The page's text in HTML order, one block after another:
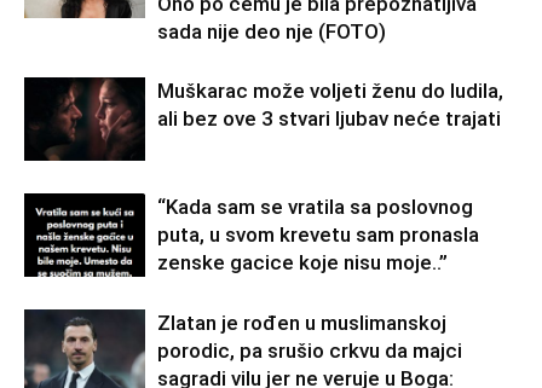
sada nije deo nje (FOTO)
Muškarac može voljeti ženu do ludila,
ali bez ove 3 stvari ljubav neće trajati
“Kada sam se vratila sa poslovnog
puta, u svom krevetu sam pronasla
zenske gacice koje nisu moje..”
Zlatan je rođen u muslimanskoj
porodic, pa srušio crkvu da majci
sagradi vilu jer ne veruje u Boga: